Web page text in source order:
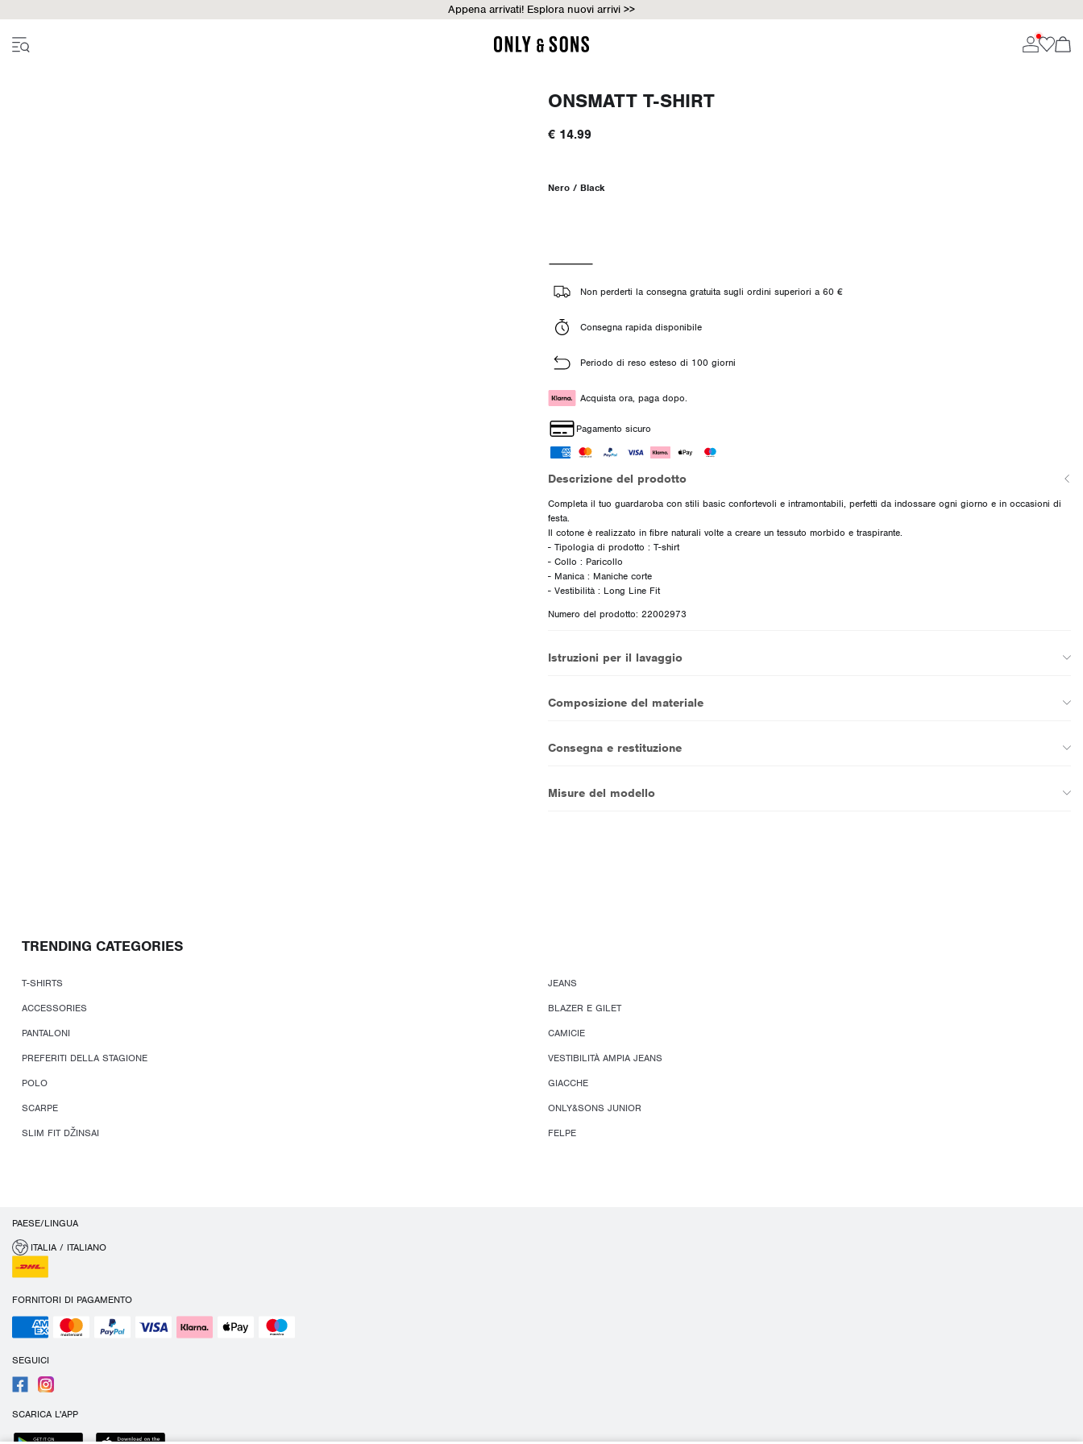
Appena arrivati! Esplora nuovi arrivi >>
ONSMATT T-SHIRT
€ 14.99
Nero / Black
Non perderti la consegna gratuita sugli ordini superiori a 60 €
Consegna rapida disponibile
Periodo di reso esteso di 100 giorni
Acquista ora, paga dopo.
Pagamento sicuro
Descrizione del prodotto
Completa il tuo guardaroba con stili basic confortevoli e intramontabili, perfetti da indossare ogni giorno e in occasioni di
festa.
Il cotone è realizzato in fibre naturali volte a creare un tessuto morbido e traspirante.
- Tipologia di prodotto : T-shirt
- Collo : Paricollo
- Manica : Maniche corte
- Vestibilità : Long Line Fit
Numero del prodotto: 22002973
Istruzioni per il lavaggio
Composizione del materiale
Consegna e restituzione
Misure del modello
TRENDING CATEGORIES
T-SHIRTS
JEANS
ACCESSORIES
BLAZER E GILET
PANTALONI
CAMICIE
PREFERITI DELLA STAGIONE
VESTIBILITÀ AMPIA JEANS
POLO
GIACCHE
SCARPE
ONLY&SONS JUNIOR
SLIM FIT DŽINSAI
FELPE
PAESE/LINGUA
ITALIA / ITALIANO
FORNITORI DI PAGAMENTO
SEGUICI
SCARICA L'APP